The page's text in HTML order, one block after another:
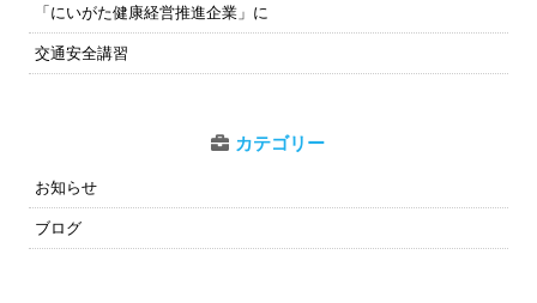
「にいがた健康経営推進企業」に
交通安全講習
カテゴリー
お知らせ
ブログ